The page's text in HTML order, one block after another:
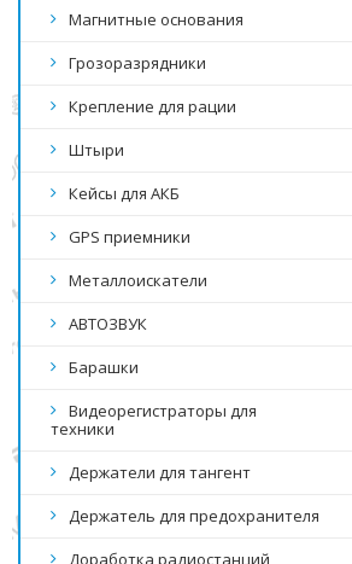
Магнитные основания
Грозоразрядники
Крепление для рации
Штыри
Кейсы для АКБ
GPS приемники
Металлоискатели
АВТОЗВУК
Барашки
Видеорегистраторы для
техники
Держатели для тангент
Держатель для предохранителя
Доработка радиостанций